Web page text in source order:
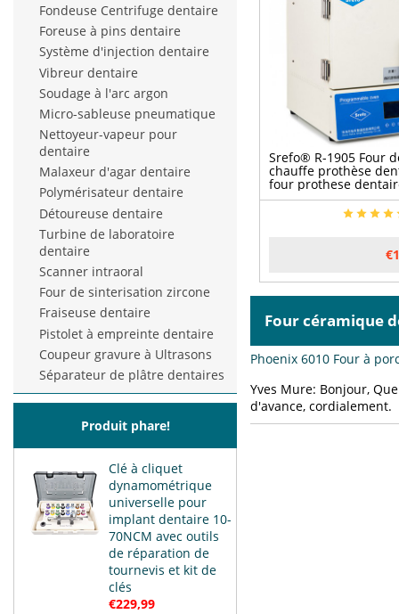
Fondeuse Centrifuge dentaire
Foreuse à pins dentaire
Système d'injection dentaire
Vibreur dentaire
Soudage à l'arc argon
Micro-sableuse pneumatique
Nettoyeur-vapeur pour
dentaire
Malaxeur d'agar dentaire
Polymérisateur dentaire
Détoureuse dentaire
Turbine de laboratoire
dentaire
Scanner intraoral
Four de sinterisation zircone
Fraiseuse dentaire
Pistolet à empreinte dentaire
Coupeur gravure à Ultrasons
Séparateur de plâtre dentaires
Produit phare!
Clé à cliquet
dynamométrique
universelle pour
implant dentaire 10-
70NCM avec outils
de réparation de
tournevis et kit de
clés
€229,99
Srefo® R-1905 Four
chauffe prothèse
four prothese
Four céramique
Phoenix 6010 Four à
Yves Mure: Bonjour,
d'avance, cordialement.